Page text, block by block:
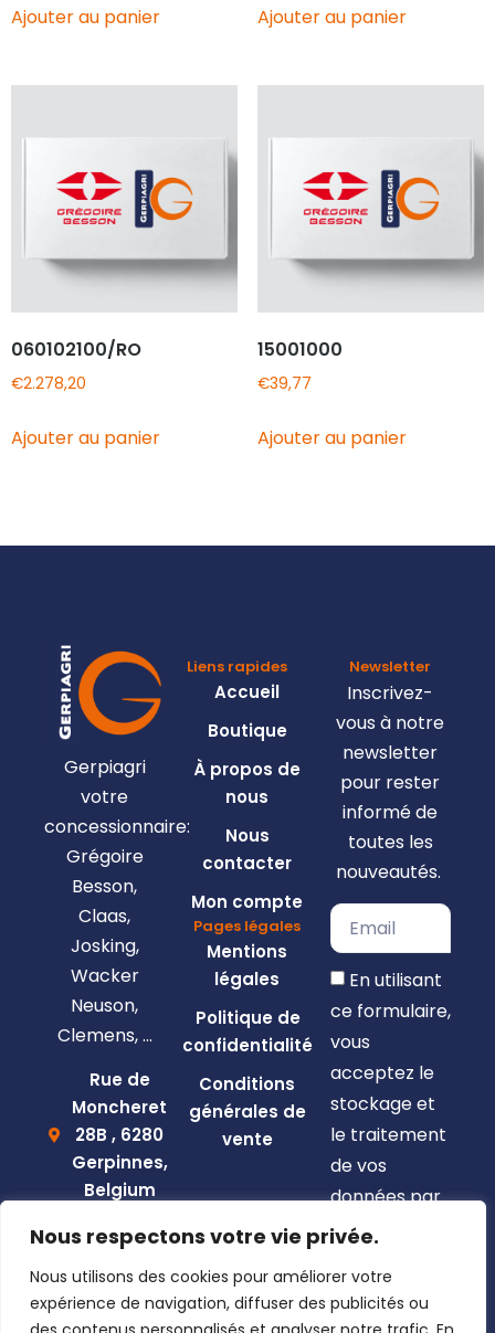
Nous respectons votre vie privée.
Nous utilisons des cookies pour améliorer votre
expérience de navigation, diffuser des publicités ou
Ajouter au panier Ajouter au panier
060102100/RO
€2.278,20
Ajouter au panier
15001000
€39,77
Ajouter au panier
Gerpiagri
votre
concessionnaire:
Grégoire
Besson,
Claas,
Josking,
Wacker
Neuson,
Clemens, …
Rue de
Moncheret
28B , 6280
Gerpinnes,
Belgium
58 12 94
marcellin@gerpiagri.be
Liens rapides
Accueil
Boutique
À propos de
nous
Nous
contacter
Mon compte
Pages légales
Mentions
légales
Politique de
confidentialité
Conditions
générales de
vente
Newsletter
Inscrivez-
vous à notre
newsletter
pour rester
informé de
toutes les
nouveautés.
En utilisant
ce formulaire,
vous
acceptez le
stockage et
le traitement
de vos
données par
ce site web.
S'inscrire